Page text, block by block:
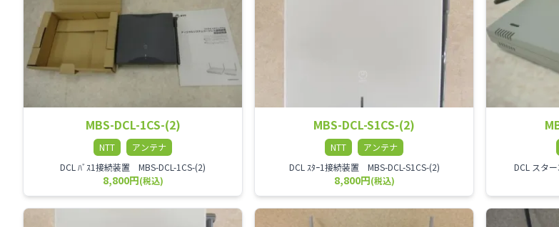
MBS-DCL-1CS-(2)
NTT
アンテナ
DCL ﾊﾞｽ1接続装置 MBS-DCL-1CS-(2)
8,800円(税込)
MBS-DCL-S1CS-(2)
NTT
アンテナ
DCL ｽﾀｰ1接続装置 MBS-DCL-S1CS-(2)
8,800円(税込)
DCL スタ